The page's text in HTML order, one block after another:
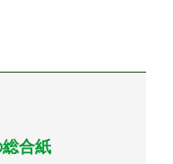
合紙